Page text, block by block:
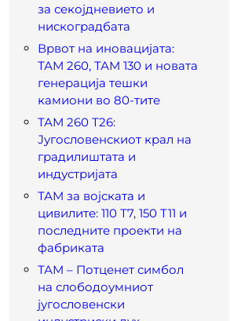
за секојдневието и
нискоградбата
Врвот на иновацијата:
ТАМ 260, ТАМ 130 и новата
генерација тешки
камиони во 80-тите
ТАМ 260 Т26:
Југословенскиот крал на
градилиштата и
индустријата
ТАМ за војската и
цивилите: 110 Т7, 150 Т11 и
последните проекти на
фабриката
ТАМ – Потценет симбол
на слободоумниот
југословенски